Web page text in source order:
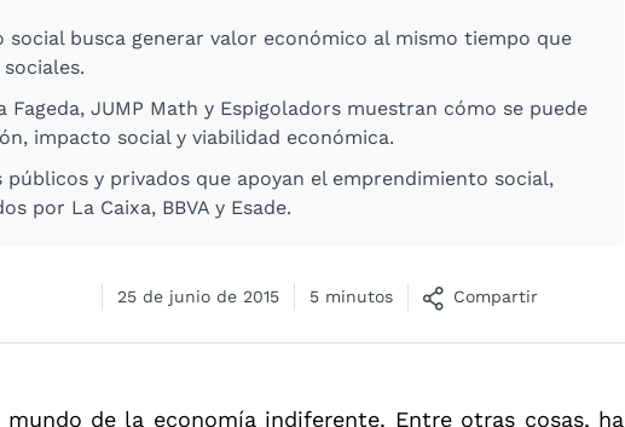
social busca generar valor económico al mismo tiempo que
Fageda, JUMP Math y Espigoladors muestran cómo se puede
impacto social y viabilidad económica.
públicos y privados que apoyan el emprendimiento social,
por La Caixa, BBVA y Esade.
25 de junio de 2015 5 minutos Compartir
de la economía indiferente. Entre otras cosas, ha